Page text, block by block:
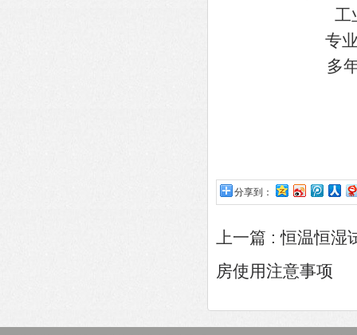
工
专
多
分享到：
上一篇 :恒温恒湿
房使用注意事项